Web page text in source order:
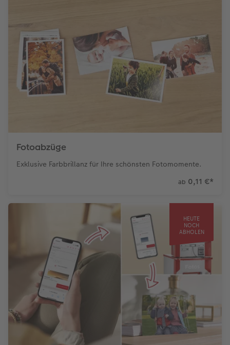
Fotoabzüge
Exklusive Farbbrillanz für Ihre schönsten Fotomomente.
ab 0,11 €*
HEUTE
NOCH
ABHOLEN